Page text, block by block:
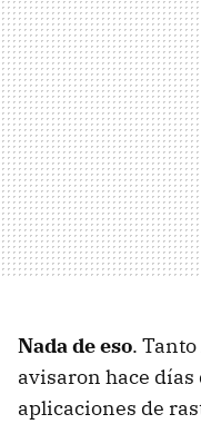
Nada de eso.
avisaron hace días
aplicaciones de